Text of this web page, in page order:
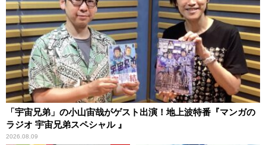
「宇宙兄弟」の小山宙哉がゲスト出演！地上波特番『マンガの
ラジオ 宇宙兄弟スペシャル 』
2026.08.09